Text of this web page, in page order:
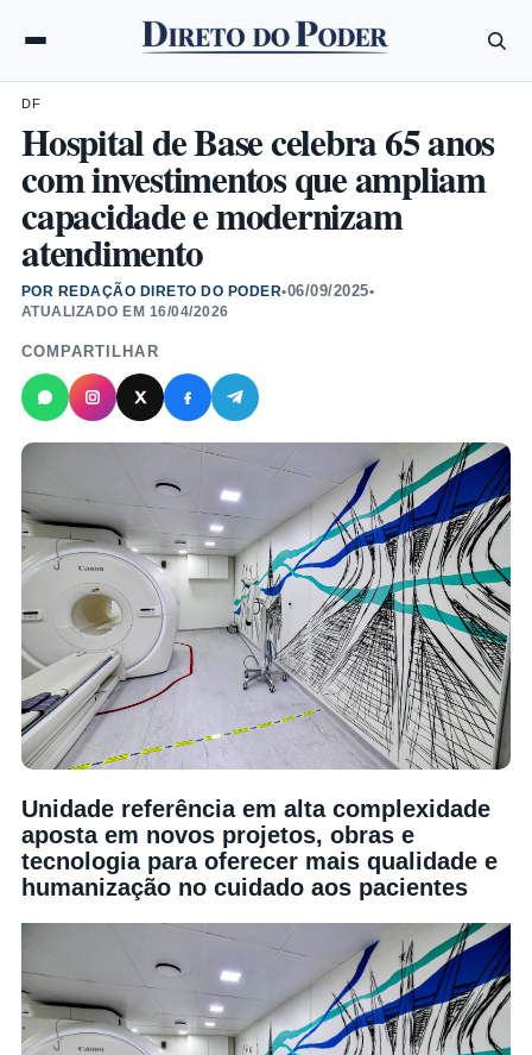
DF
Hospital de Base celebra 65 anos
com investimentos que ampliam
capacidade e modernizam
atendimento
POR REDAÇÃO DIRETO DO PODER•06/09/2025•
ATUALIZADO EM 16/04/2026
COMPARTILHAR
Unidade referência em alta complexidade
aposta em novos projetos, obras e
tecnologia para oferecer mais qualidade e
humanização no cuidado aos pacientes